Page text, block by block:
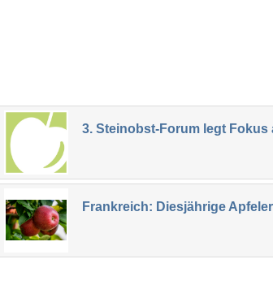
3. Steinobst-Forum legt
Frankreich: Diesjährige